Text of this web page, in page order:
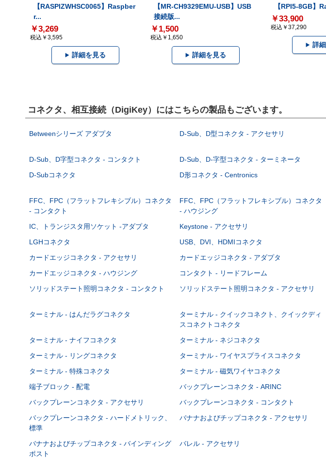
【RASPIZWHSC0065】Raspber
r...
￥3,269
税込￥3,595
詳細を見る
【MR-CH9329EMU-USB】USB
接続版...
￥1,500
税込￥1,650
詳細を見る
【RPI5-8GB】
￥33,900
税込￥37,290
詳
コネクタ、相互接続（DigiKey）にはこちらの製品もございます。
Betweenシリーズ アダプタ D-Sub、D型コネクタ - アクセサリ
D-Sub、D字型コネクタ - コンタクト D-Sub、D-字型コネクタ - ターミネータ
D-Subコネクタ
D形コネクタ - Centronics
FFC、FPC（フラットフレキシブル）コネクタ
- コンタクト
FFC、FPC（フラットフレキシブル）コネクタ
- ハウジング
IC、トランジスタ用ソケット -アダプタ Keystone - アクセサリ
LGHコネクタ
USB、DVI、HDMIコネクタ
カードエッジコネクタ - アクセサリ
カードエッジコネクタ - アダプタ
カードエッジコネクタ - ハウジング
コンタクト - リードフレーム
ソリッドステート照明コネクタ - コンタクト
ソリッドステート照明コネクタ - アクセサリ
ターミナル - はんだラグコネクタ
ターミナル - クイックコネクト、クイックディ
スコネクトコネクタ
ターミナル - ナイフコネクタ ターミナル - ネジコネクタ
ターミナル - リングコネクタ
ターミナル - ワイヤスプライスコネクタ
ターミナル - 特殊コネクタ
ターミナル - 磁気ワイヤコネクタ
端子ブロック - 配電
バックプレーンコネクタ - ARINC
バックプレーンコネクタ - アクセサリ
バックプレーンコネクタ - コンタクト
バックプレーンコネクタ - ハードメトリック、
標準
バナナおよびチップコネクタ - アクセサリ
バナナおよびチップコネクタ - バインディング
ポスト
バレル - アクセサリ